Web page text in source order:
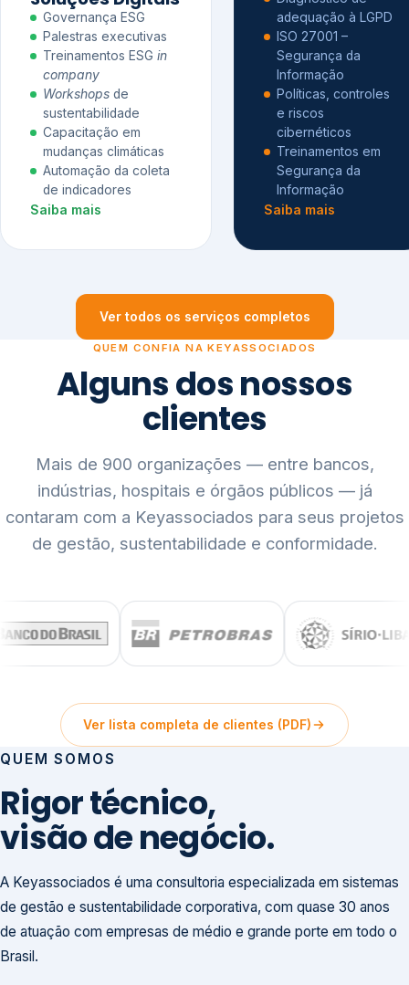
Governança ESG
Palestras executivas
Treinamentos ESG in
company
Workshops de
sustentabilidade
Capacitação em
mudanças climáticas
Automação da coleta
de indicadores
Saiba mais
adequação à LGPD
ISO 27001 –
Segurança da
Informação
Políticas, controles
e riscos
cibernéticos
Treinamentos em
Segurança da
Informação
Saiba mais
Ver todos os serviços completos
QUEM CONFIA NA KEYASSOCIADOS
Alguns dos nossos
clientes
Mais de 900 organizações — entre bancos,
indústrias, hospitais e órgãos públicos — já
contaram com a Keyassociados para seus projetos
de gestão, sustentabilidade e conformidade.
Ver lista completa de clientes (PDF)
QUEM SOMOS
Rigor técnico,
visão de negócio.
A Keyassociados é uma consultoria especializada em sistemas
de gestão e sustentabilidade corporativa, com quase 30 anos
de atuação com empresas de médio e grande porte em todo o
Brasil.